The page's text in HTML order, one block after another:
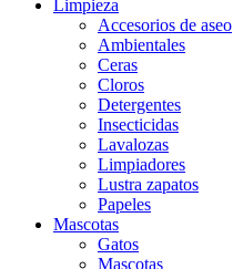
Limpieza
Accesorios de aseo
Ambientales
Ceras
Cloros
Detergentes
Insecticidas
Lavalozas
Limpiadores
Lustra zapatos
Papeles
Mascotas
Gatos
Mascotas